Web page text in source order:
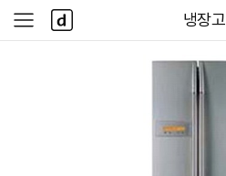
다나와
냉장고
사
이
다
나
와